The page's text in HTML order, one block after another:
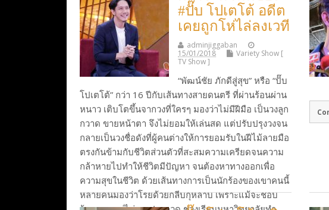
#ปั๊บ โปเตโต้ อดีต
เคยถูกโห่ไล่ลงเวที
adminjiggaban
15/01/2018
Variety Show [
TV Show ]
“พัฒน์ชัย ภักดีสู่สุข” หรือ “ปั๊บ
โปเตโต้” กว่า 16 ปีกับเส้นทางสายดนตรี ที่ผ่านร้อนผ่าน
หนาว เติบโตขึ้นจากวงที่ใครๆ มองว่าไม่มีฝีมือ เป็นวงลูก
กวาด ขายหน้าตา จึงไม่ยอมให้เล่นสด แต่ปรับปรุงวงจน
กลายเป็นวงชื่อดังที่ผู้คนต่างให้การยอมรับในฝีไม้ลายมือ
ตรงกันข้ามกับชีวิตส่วนตัวที่สะสมความเครียดจนความ
กล้าหายไปทำให้ชีวิตมีปัญหา จนต้องหาทางออกเพื่อ
ความสุขในชีวิต ด้วยเส้นทางการเป็นนักร้องของเขาคนนี้
หลายคนมองว่าโรยด้วยกลีบกุหลาบ เพราะแม้จะชอบ